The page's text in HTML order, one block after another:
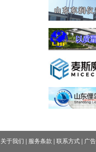
关于我们 | 服务条款 | 联系方式| 广